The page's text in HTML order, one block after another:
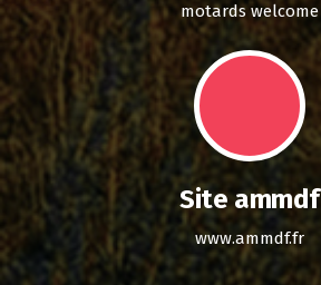
motards welcome
Site ammdf
www.ammdf.fr